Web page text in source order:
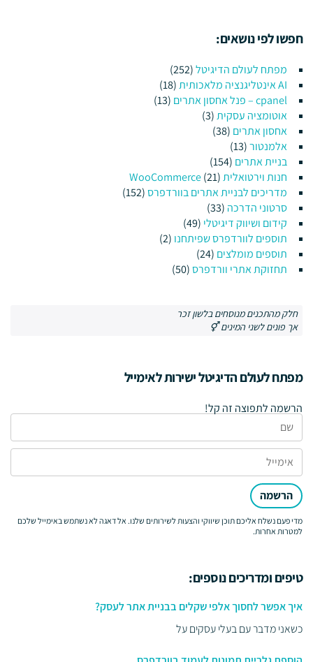
חפשו לפי נושאים:
מפתח לעולם הדיגיטל(252)
AI אינטליגנציה מלאכותית
(18)
cpanel – פנל אחסון אתרים
(13)
אוטומציה עסקית(3)
אחסון אתרים(38)
אלמנטור(13)
בניית אתרים(154)
חנות וירטואלית WooCommerce(21)
מדריכים לבניית אתרים בוורדפרס(152)
סרטוני הדרכה(33)
קידום ושיווק דיגיטלי(49)
תוספים לוורדפרס שפיתחנו(2)
תוספים מומלצים(24)
תחזוקת אתרי וורדפרס(50)
חלק מהתכנים מנוסחים בלשון זכר
אך פונים לשני המינים ⚥
מפתח לעולם הדיגיטל ישירות לאימייל
הרשמה לתפוצה זה קל!
הרשמה
מדי פעם נשלח אליכם תוכן שיווקי והצעות לשירותים שלנו. אל דאגה לא נשתמש באימייל שלכם
למטרות אחרות.
טיפים ומדריכים נוספים:
איך אפשר לחסוך אלפי שקלים בבניית אתר לעסק?
כשאני מדבר עם בעלי עסקים על